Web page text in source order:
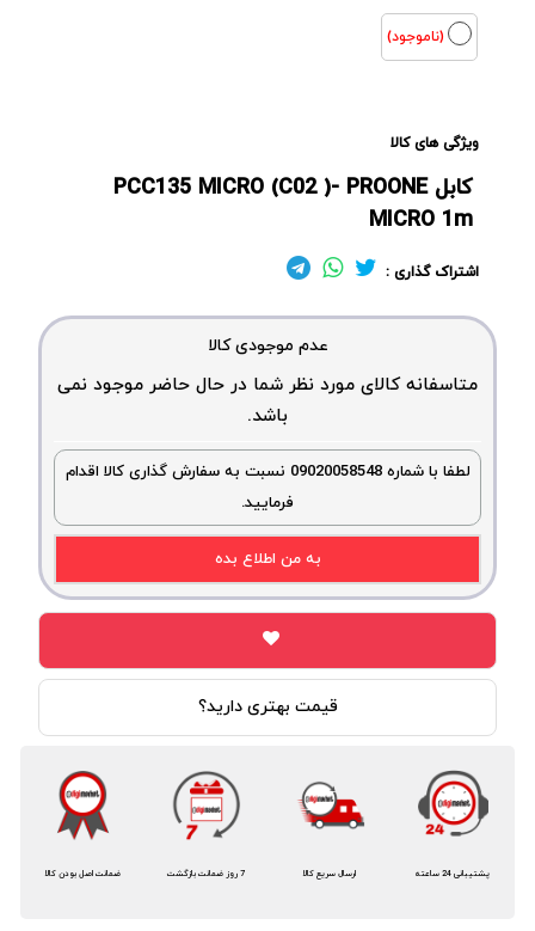
(ناموجود)
ویژگی های کالا
کابل PCC135 MICRO (C02 )- PROONE
MICRO 1m
اشتراک گذاری :
عدم موجودی کالا
متاسفانه کالای مورد نظر شما در حال حاضر موجود نمی
باشد.
لطفا با شماره 09020058548 نسبت به سفارش گذاری کالا اقدام
فرمایید.
به من اطلاع بده
قیمت بهتری دارید؟
ضمانت اصل بودن کالا 7 روز ضمانت بازگشت ارسال سریع کالا پشتیبانی 24 ساعته